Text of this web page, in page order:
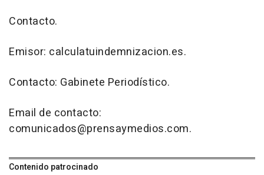
Contacto.
Emisor: calculatuindemnizacion.es.
Contacto: Gabinete Periodístico.
Email de contacto:
comunicados@prensaymedios.com.
Contenido patrocinado